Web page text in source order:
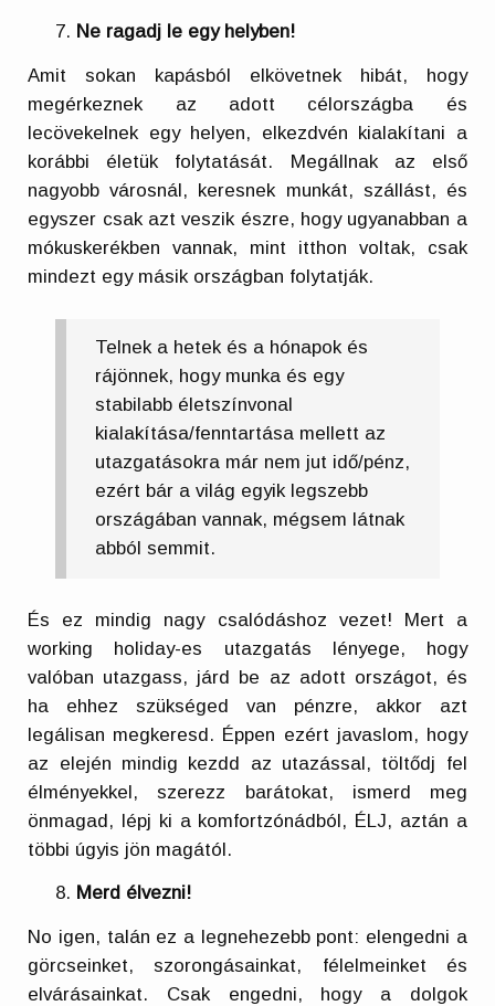
Ne ragadj le egy helyben!
Amit sokan kapásból elkövetnek hibát, hogy
megérkeznek az adott célországba és
lecövekelnek egy helyen, elkezdvén kialakítani a
korábbi életük folytatását. Megállnak az első
nagyobb városnál, keresnek munkát, szállást, és
egyszer csak azt veszik észre, hogy ugyanabban a
mókuskerékben vannak, mint itthon voltak, csak
mindezt egy másik országban folytatják.
Telnek a hetek és a hónapok és
rájönnek, hogy munka és egy
stabilabb életszínvonal
kialakítása/fenntartása mellett az
utazgatásokra már nem jut idő/pénz,
ezért bár a világ egyik legszebb
országában vannak, mégsem látnak
abból semmit.
És ez mindig nagy csalódáshoz vezet! Mert a
working holiday-es utazgatás lényege, hogy
valóban utazgass, járd be az adott országot, és
ha ehhez szükséged van pénzre, akkor azt
legálisan megkeresd. Éppen ezért javaslom, hogy
az elején mindig kezdd az utazással, töltődj fel
élményekkel, szerezz barátokat, ismerd meg
önmagad, lépj ki a komfortzónádból, ÉLJ, aztán a
többi úgyis jön magától.
Merd élvezni!
No igen, talán ez a legnehezebb pont: elengedni a
görcseinket, szorongásainkat, félelmeinket és
elvárásainkat. Csak engedni, hogy a dolgok